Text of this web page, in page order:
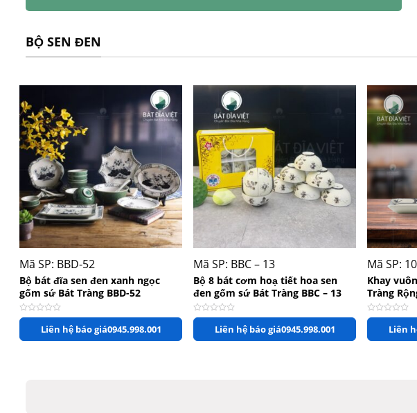
BỘ SEN ĐEN
Mã SP: BBD-52
Bộ bát đĩa sen đen xanh ngọc
gốm sứ Bát Tràng BBD-52
Được xếp hạng05 sao
Liên hệ báo giá0945.998.001
Mã SP: BBC – 13
Bộ 8 bát cơm hoạ tiết hoa sen
đen gốm sứ Bát Tràng BBC – 13
Được xếp hạng05 sao
Liên hệ báo giá0945.998.001
+
Mã SP:
Khay
Tràng
Được xếp
Liên